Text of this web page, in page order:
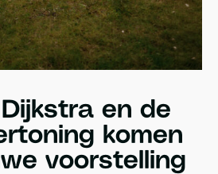
en de
komen
voorstelling